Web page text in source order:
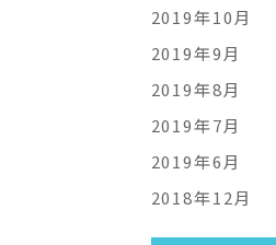
2019年10月
2019年9月
2019年8月
2019年7月
2019年6月
2018年12月